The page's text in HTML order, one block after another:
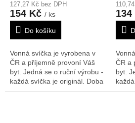
127,27 Kč bez DPH
154 Kč / ks
Do košíku
Vonná svíčka je vyrobena v
ČR a příjemně provoní Váš
byt. Jedná se o ruční výrobu -
každá svíčka je originál. Doba
hoření: 88 hRozměry V/Š/H:
134
ČR a
byt.